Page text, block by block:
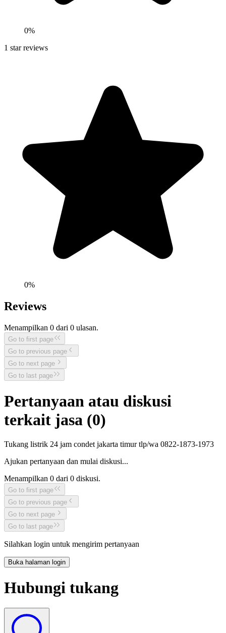
0%
1 star reviews
0%
Reviews
Menampilkan 0 dari 0 ulasan.
Go to first page
Go to previous page
Go to next page
Go to last page
Pertanyaan atau diskusi
terkait jasa (0)
Tukang listrik 24 jam condet jakarta timur tlp/wa 0822-1873-1973
Ajukan pertanyaan dan mulai diskusi...
Menampilkan 0 dari 0 diskusi.
Go to first page
Go to previous page
Go to next page
Go to last page
Silahkan login untuk mengirim pertanyaan
Buka halaman login
Hubungi tukang